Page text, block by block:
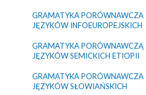
GRAMATYKA PORÓWNAWCZA
JĘZYKÓW INFOEUROPEJSKICH
GRAMATYKA PORÓWNAWCZĄ
JĘZYKÓW SEMICKICH ETIOPII
GRAMATYKA PORÓWNAWCZA
JĘZYKÓW SŁOWIAŃSKICH